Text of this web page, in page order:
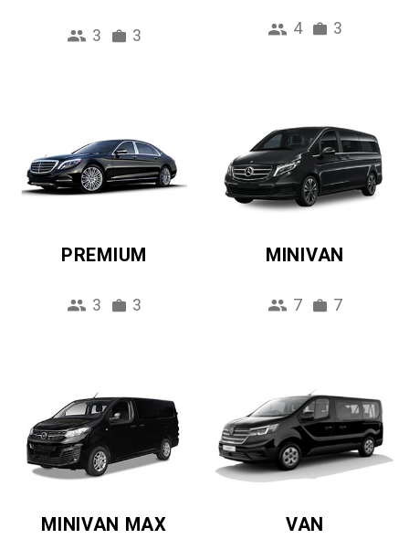
3 3 4 3
PREMIUM
3 3
MINIVAN
7 7
MINIVAN MAX VAN